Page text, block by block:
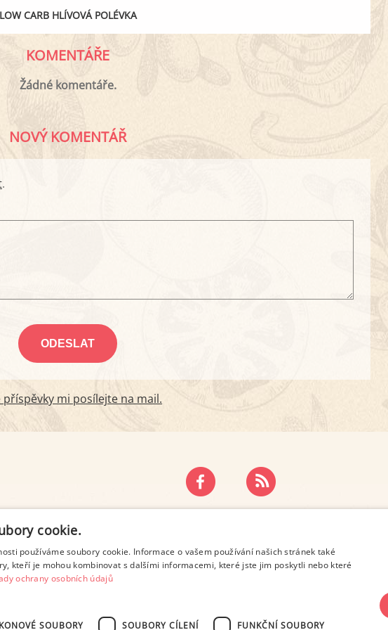
LOW CARB HLÍVOVÁ POLÉVKA
KOMENTÁŘE
Žádné komentáře.
NOVÝ KOMENTÁŘ
.
příspěvky mi posílejte na mail.
UŽITÍ ZÁSADY OCHRANY OSOBNÍCH ÚDAJŮ
cookie.
používáme soubory cookie. Informace o vašem používání našich stránek také
kteří je mohou kombinovat s dalšími informacemi, které jste jim poskytli nebo které
ochrany osobních údajů
SOUBORY SOUBORY CÍLENÍ FUNKČNÍ SOUBORY